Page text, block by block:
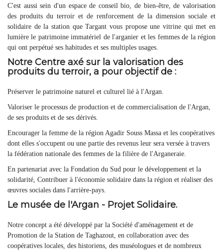
C'est aussi sein d'un espace de conseil bio, de bien-être, de valorisation
des produits du terroir et de renforcement de la dimension sociale et
solidaire de la station que Targant vous propose une vitrine qui met en
lumière le patrimoine immatériel de l'arganier et les femmes de la région
qui ont perpétué ses habitudes et ses multiples usages.
Notre Centre axé sur la valorisation des
produits du terroir, a pour objectif de :
Préserver le patrimoine naturel et culturel lié à l'Argan.
Valoriser le processus de production et de commercialisation de l'Argan,
de ses produits et de ses dérivés.
Encourager la femme de la région Agadir Souss Massa et les coopératives
dont elles s'occupent ou une partie des revenus leur sera versée à travers
la fédération nationale des femmes de la filière de l'Arganeraie.
En partenariat avec la Fondation du Sud pour le développement et la
solidarité, Contribuer à l'économie solidaire dans la région et réaliser des
œuvres sociales dans l'arrière-pays.
Le musée de l'Argan - Projet Solidaire.
Notre concept a été développé par la Société d'aménagement et de
Promotion de la Station de Taghazout, en collaboration avec des
coopératives locales, des historiens, des muséologues et de nombreux